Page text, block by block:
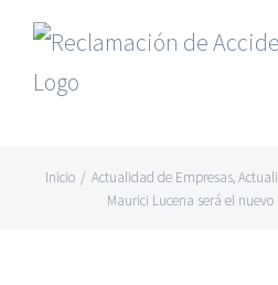
Saltar
contenido
Inicio / Actualidad de Empresas,
Maurici Lucena será el